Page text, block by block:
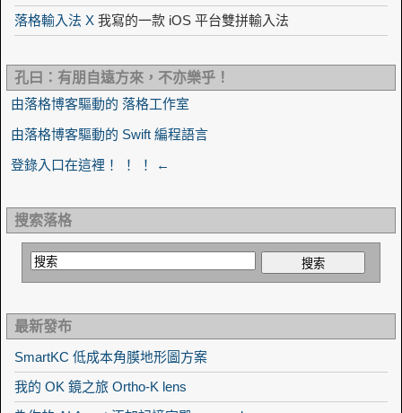
落格輸入法 X 我寫的一款 iOS 平台雙拼輸入法
孔曰：有朋自遠方來，不亦樂乎！
由落格博客驅動的 落格工作室
由落格博客驅動的 Swift 編程語言
登錄入口在這裡！ ！ ！ ←
搜索落格
最新發布
SmartKC 低成本角膜地形圖方案
我的 OK 鏡之旅 Ortho-K lens